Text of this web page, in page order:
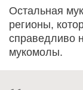
Остальная
регионы,
справедливо
мукомолы.